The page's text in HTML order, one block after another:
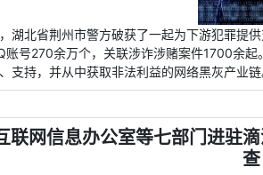
湖北省荆州市警方破获了一起为下游犯罪提
账号270余万个，关联涉诈涉赌案件1700余
支持，并从中获取非法利益的网络黑灰产业链
联网信息办公室等七部门进驻
查